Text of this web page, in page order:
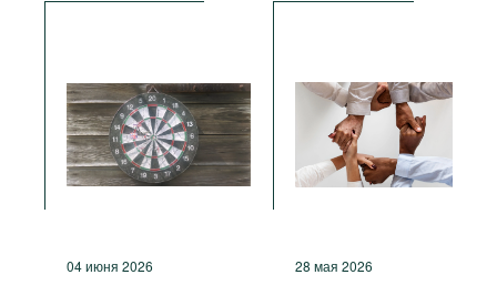
04 июня 2026 28 мая 2026